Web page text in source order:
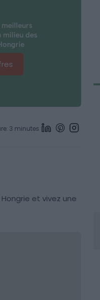
milieu des
3 minutes
et vivez une